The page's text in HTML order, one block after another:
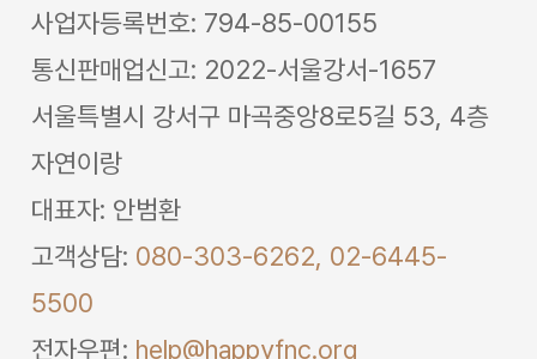
사업자등록번호: 794-85-00155
통신판매업신고: 2022-서울강서-1657
서울특별시 강서구 마곡중앙8로5길 53, 4층
자연이랑
대표자: 안범환
고객상담: 080-303-6262, 02-6445-
5500
전자우편: help@happyfnc.org